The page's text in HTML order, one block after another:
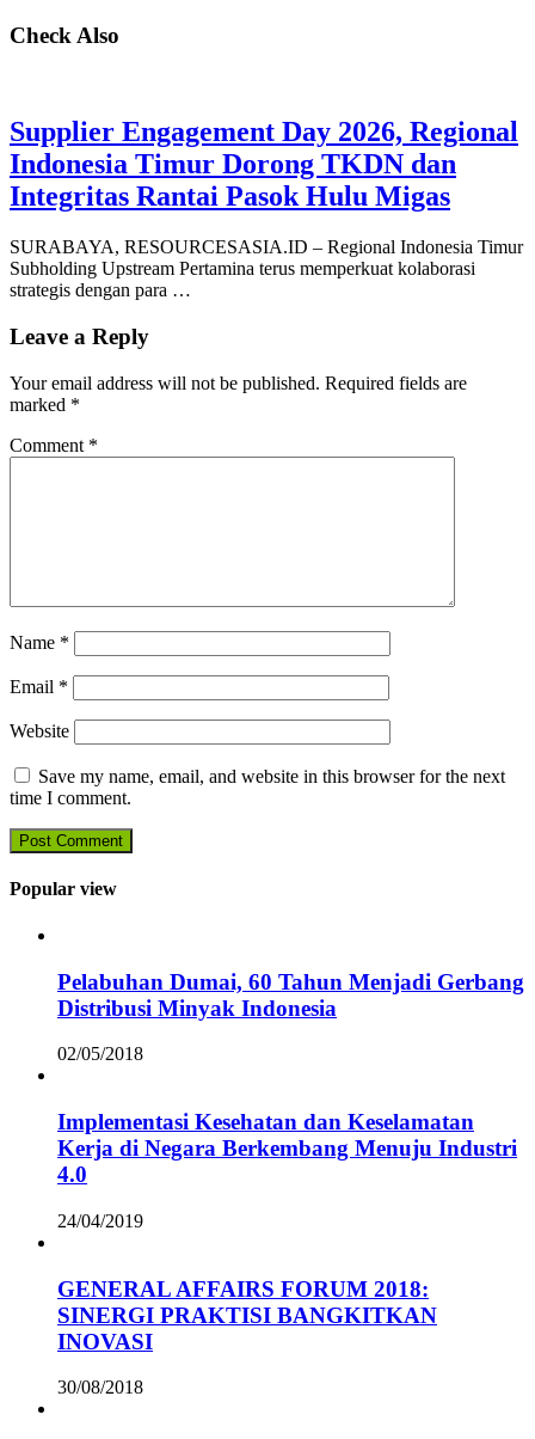
Check Also
Supplier Engagement Day 2026, Regional
Indonesia Timur Dorong TKDN dan
Integritas Rantai Pasok Hulu Migas
SURABAYA, RESOURCESASIA.ID – Regional Indonesia Timur
Subholding Upstream Pertamina terus memperkuat kolaborasi
strategis dengan para …
Leave a Reply
Your email address will not be published. Required fields are
marked *
Comment *
Name *
Email *
Website
Save my name, email, and website in this browser for the next
time I comment.
Popular view
Pelabuhan Dumai, 60 Tahun Menjadi Gerbang
Distribusi Minyak Indonesia
02/05/2018
Implementasi Kesehatan dan Keselamatan
Kerja di Negara Berkembang Menuju Industri
4.0
24/04/2019
GENERAL AFFAIRS FORUM 2018:
SINERGI PRAKTISI BANGKITKAN
INOVASI
30/08/2018